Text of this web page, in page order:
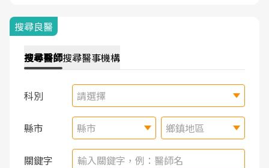
搜尋良醫
搜尋醫師搜尋醫事機構
科別 請選擇
縣市 縣市 鄉鎮地區
關鍵字